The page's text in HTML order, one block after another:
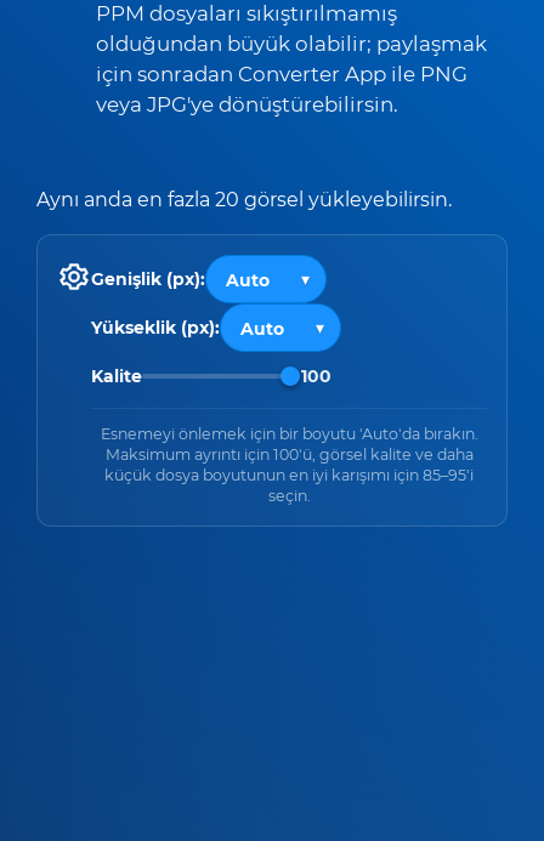
PPM dosyaları sıkıştırılmamış
olduğundan büyük olabilir; paylaşmak
için sonradan Converter App ile PNG
veya JPG'ye dönüştürebilirsin.
Aynı anda en fazla 20 görsel yükleyebilirsin.
Genişlik (px):
Yükseklik (px):
Kalite 100
Esnemeyi önlemek için bir boyutu 'Auto'da bırakın.
Maksimum ayrıntı için 100'ü, görsel kalite ve daha
küçük dosya boyutunun en iyi karışımı için 85–95'i
seçin.